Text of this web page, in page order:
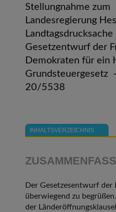
Stellungnahme
Landesregierung
Gesetzentwurf der
Demokraten für ein
Grundsteuergesetz
20/5538
INHALTSVERZEICHNIS
Der Gesetzesentwurf der
überwiegend zu
der